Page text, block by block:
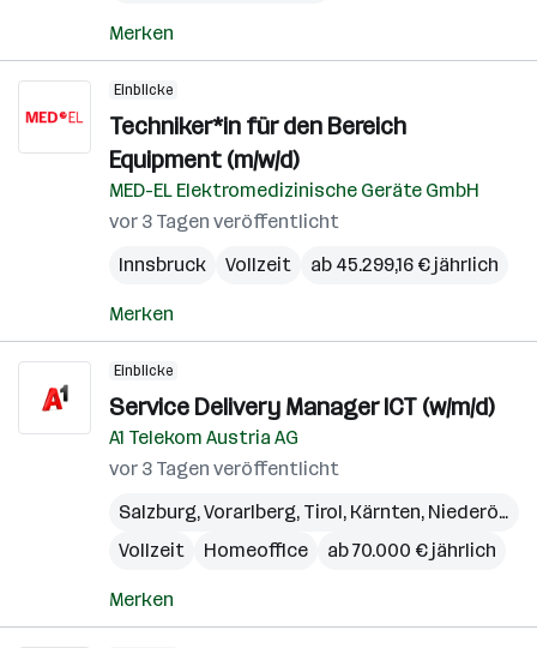
Merken
Einblicke
Techniker*in für den Bereich
Equipment (m/w/d)
MED-EL Elektromedizinische Geräte GmbH
vor 3 Tagen veröffentlicht
Innsbruck
Vollzeit ab 45.299,16 € jährlich
Merken
Einblicke
Service Delivery Manager ICT (w/m/d)
A1 Telekom Austria AG
vor 3 Tagen veröffentlicht
Salzburg,Vorarlberg, Tirol, Kärnten, Niederösterreich
Vollzeit
Homeoffice ab 70.000 € jährlich
Merken